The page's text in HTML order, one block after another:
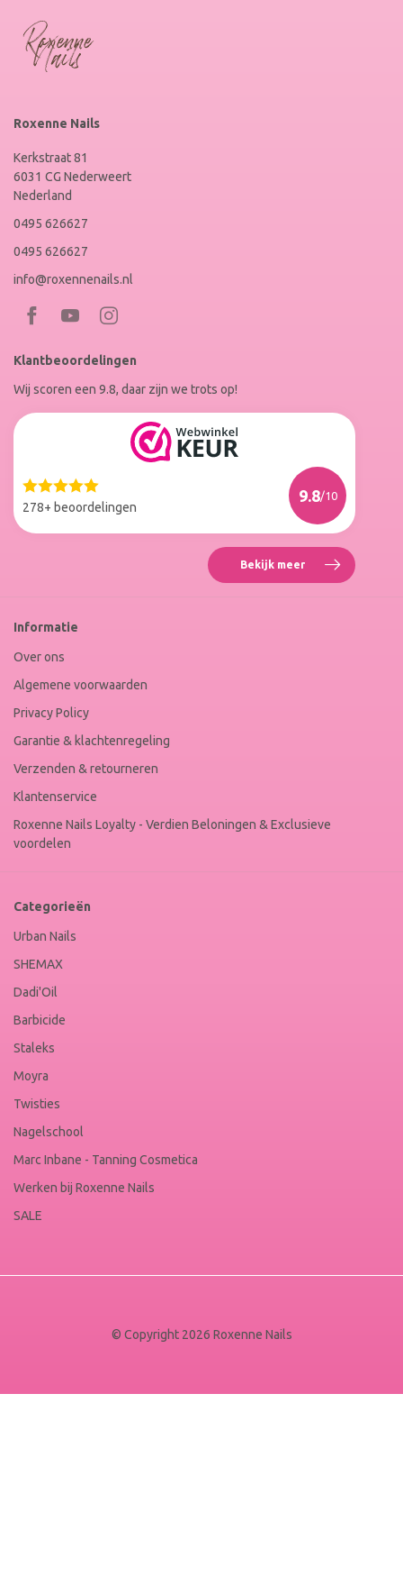
Roxenne Nails
Kerkstraat 81
6031 CG Nederweert
Nederland
0495 626627
0495 626627
info@roxennenails.nl
Bezoek
Facebook
op
Instagram
Klantbeoordelingen
Wij scoren een 9.8, daar zijn we trots op!
278+ beoordelingen
9.8/10
Web
Winkel
Bekijk meer Reviews
Roxenne
Informatie
Over ons
Algemene voorwaarden
Privacy Policy
Garantie & klachtenregeling
Verzenden & retourneren
Klantenservice
Roxenne Nails Loyalty - Verdien Beloningen & Exclusieve
voordelen
Categorieën
Urban Nails
SHEMAX
Dadi'Oil
Barbicide
Staleks
Moyra
Twisties
Nagelschool
Marc Inbane - Tanning Cosmetica
Werken bij Roxenne Nails
SALE
© Copyright 2026 Roxenne Nails